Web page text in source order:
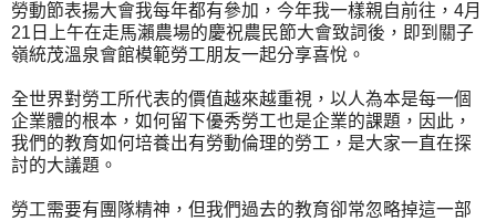
勞動節表揚大會我每年都有參加，今年我一樣親自前往，4月
21日上午在走馬瀨農場的慶祝農民節大會致詞後，即到關子
嶺統茂溫泉會館模範勞工朋友一起分享喜悅。
全世界對勞工所代表的價值越來越重視，以人為本是每一個
企業體的根本，如何留下優秀勞工也是企業的課題，因此，
我們的教育如何培養出有勞動倫理的勞工，是大家一直在探
討的大議題。
勞工需要有團隊精神，但我們過去的教育卻常忽略掉這一部